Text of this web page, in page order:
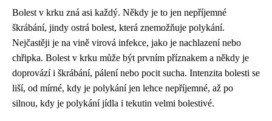
Bolest v krku zná asi každý. Někdy je to jen nepříjemné
škrábání, jindy ostrá bolest, která znemožňuje polykání.
Nejčastěji je na vině virová infekce, jako je nachlazení nebo
chřipka. Bolest v krku může být prvním příznakem a někdy je
doprovází i škrábání, pálení nebo pocit sucha. Intenzita bolesti se
liší, od mírné, kdy je polykání jen lehce nepříjemné, až po
silnou, kdy je polykání jídla i tekutin velmi bolestivé.